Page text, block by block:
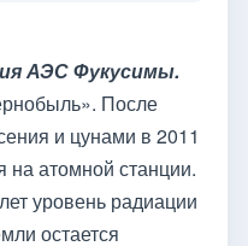
АЭС Фукусимы.
После
и цунами в 2011
на атомной станции.
уровень радиации
остается